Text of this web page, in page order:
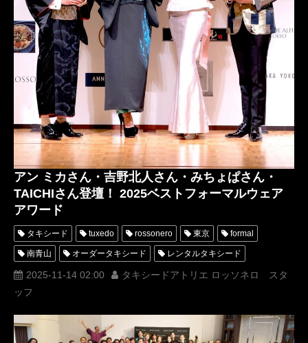
アン ミカさん・吉野北人さん・みちょぱさん・
TAICHIさん登壇！ 2025ベストフォーマルウェア
アワード
タキシード tuxedo rossonero 東京 formal
南青山 オーダータキシード レンタルタキシード
横山宗生 MUNETAKAYOKOYAMA
一般社団法人日本フォーマルウェア文化普及協会
ミスきもの美女 ミスタータキシード ミスイブニングドレス
ベストフォーマルウェアアワード Tuxedo Atelier ROSSO NERO
2025-11-14 02:00
タキシードアトリエ ロッソネロ スタ
ッフ